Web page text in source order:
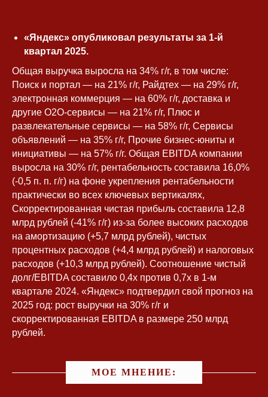
«Яндекс» опубликовал результаты за 1-й
квартал 2025.
Общая выручка выросла на 34% г/г, в том числе:
Поиск и портал — на 21% г/г, Райдтех — на 29% г/г,
электронная коммерция — на 60% г/г, доставка и
другие O2O-сервисы — на 21% г/г, Плюс и
развлекательные сервисы — на 58% г/г, Сервисы
объявлений — на 35% г/г, Прочие бизнес-юниты и
инициативы — на 57% г/г. Общая EBITDA компании
выросла на 30% г/г, рентабельность составила 16,0%
(-0,5 п. п. г/г) на фоне укрепления рентабельности
практически во всех ключевых вертикалях,
Скорректированная чистая прибыль составила 12,8
млрд рублей (-41% г/г) из-за более высоких расходов
на амортизацию (+5,7 млрд рублей), чистых
процентных расходов (+4,4 млрд рублей) и налоговых
расходов (+10,3 млрд рублей). Соотношение чистый
долг/EBITDA составило 0,4x против 0,7x в 1-м
квартале 2024. «Яндекс» подтвердил свой прогноз на
2025 год: рост выручки на 30% г/г и
скорректированная EBITDA в размере 250 млрд
рублей.
МОЕ МНЕНИЕ:
Пресс-портрет
Политика конфиденциальности
Разработка сайта
Философия
деятельность
Раскрытие информации
Публичная оферта